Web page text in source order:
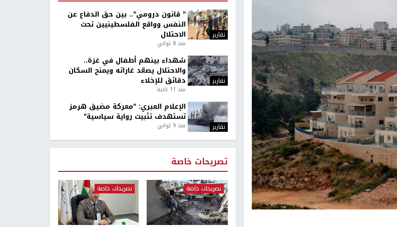
تقارير
" قانون درومي".. بين حق الدفاع عن
النفس وواقع الفلسطينيين تحت
الاحتلال
منذ 8 ثواني
تقارير
شهداء بينهم أطفال في غزة..
والاحتلال يصعّد غاراته ويمنح السكان
دقائق للإخلاء
منذ 11 ثانية
تقارير
الإعلام العبري: "معركة مضيق هرمز
تستهدف تثبيت رواية سياسية"
منذ 9 ثواني
تصريحات خاصة
تصريحات خاصة تصريحات خاصة